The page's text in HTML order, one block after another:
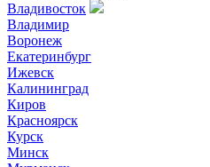
Владивосток
Владимир
Воронеж
Екатеринбург
Ижевск
Калининград
Киров
Красноярск
Курск
Минск